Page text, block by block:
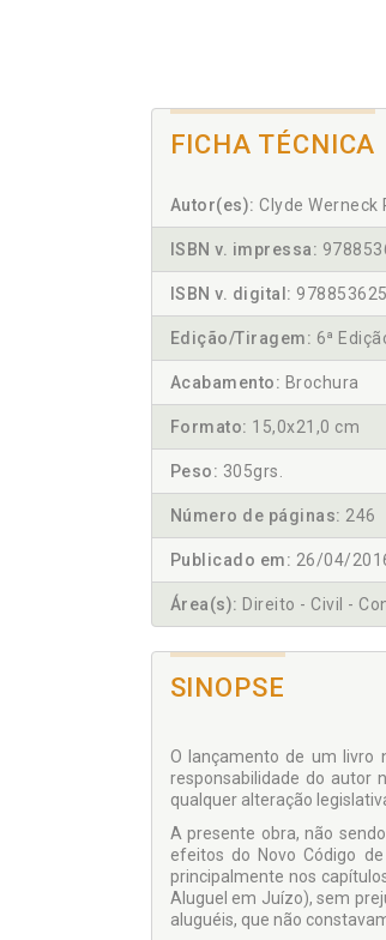
FICHA TÉCNICA
Autor(es): Clyde Werneck
ISBN v. impressa:
ISBN v. digital:
Edição/Tiragem: 6ª
Acabamento: Brochura
Formato: 15,0x21,0 cm
Peso: 305grs.
Número de páginas: 246
Publicado em: 26/04/
Área(s): Direito - Civil -
SINOPSE
O lançamento de um livro
responsabilidade do autor
qualquer alteração
A presente obra, não
efeitos do Novo Código
principalmente nos
Aluguel em Juízo), sem
aluguéis, que não